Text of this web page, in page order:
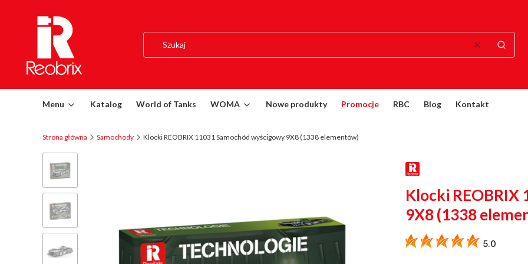
WyczyśćSzukaj
Menu Katalog World of Tanks WOMA Nowe produkty Promocje RBC Blog Kontakt
Strona główna Samochody Klocki REOBRIX 11031 Samochód wyścigowy 9X8 (1338 elementów)
Klocki REOBRIX
9X8 (1338
5.0